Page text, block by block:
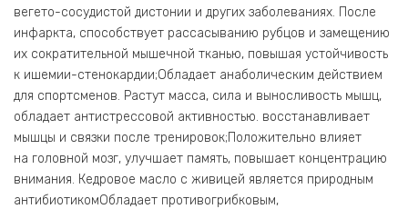
вегето-сосудистой дистонии и других заболеваниях. После
инфаркта, способствует рассасыванию рубцов и замещению
их сократительной мышечной тканью, повышая устойчивость
к ишемии-стенокардии;Обладает анаболическим действием
для спортсменов. Растут масса, сила и выносливость мышц,
обладает антистрессовой активностью. восстанавливает
мышцы и связки после тренировок;Положительно влияет
на головной мозг, улучшает память, повышает концентрацию
внимания. Кедровое масло с живицей является природным
антибиотикомОбладает противогрибковым,